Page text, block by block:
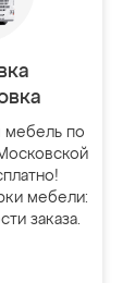
мебель по
мебели:
заказа.